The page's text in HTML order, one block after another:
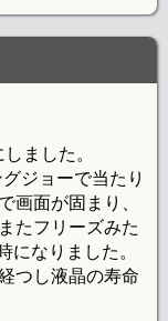
ました。
ジョーで当たり
画面が固まり、
たフリーズみた
になりました。
つし液晶の寿命